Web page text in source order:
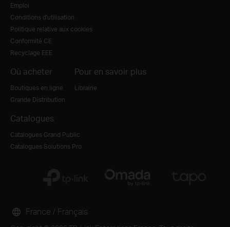
Emploi
Conditions d'utilisation
Politique relative aux cookies
Conformité CE
Recyclage EEE
Où acheter
Boutiques en ligne
Grande Distribution
Pour en savoir plus
Librairie
Catalogues
Catalogues Grand Public
Catalogues Solutions Pro
France / Français